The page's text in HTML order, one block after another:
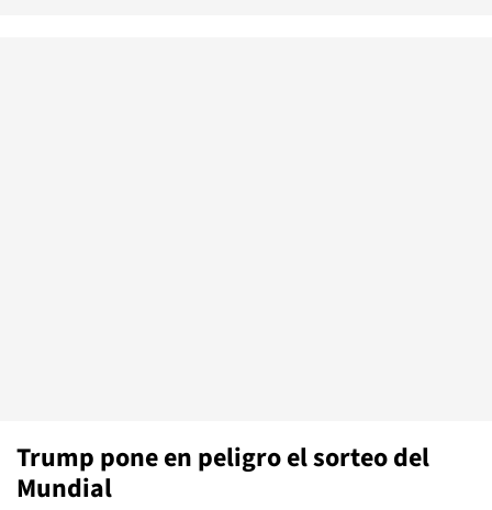
Trump pone en peligro el sorteo del
Mundial